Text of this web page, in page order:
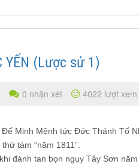
YẾN (Lược sử 1)
0 nhận xét 4022 lượt xem
Minh Mệnh tức Đức Thánh Tổ
tám “năm 1811”.
đánh tan bọn ngụy Tây Sơn